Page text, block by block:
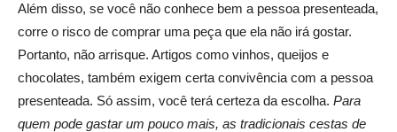
Além disso, se você não conhece bem a pessoa presenteada,
corre o risco de comprar uma peça que ela não irá gostar.
Portanto, não arrisque. Artigos como vinhos, queijos e
chocolates, também exigem certa convivência com a pessoa
presenteada. Só assim, você terá certeza da escolha. Para
quem pode gastar um pouco mais, as tradicionais cestas de